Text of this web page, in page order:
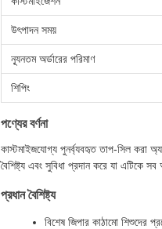
উৎপাদন সময়
ন্যূনতম অর্ডারের পরিমাণ
শিপিং
পণ্যের বর্ণনা
কাস্টমাইজযোগ্য পুনর্ব্যবহৃত তাপ-সিল করা
বৈশিষ্ট্য এবং সুবিধা প্রদান করে যা এটিকে
প্রধান বৈশিষ্ট্য
বিশেষ জিপার কাঠামো শিশুদের